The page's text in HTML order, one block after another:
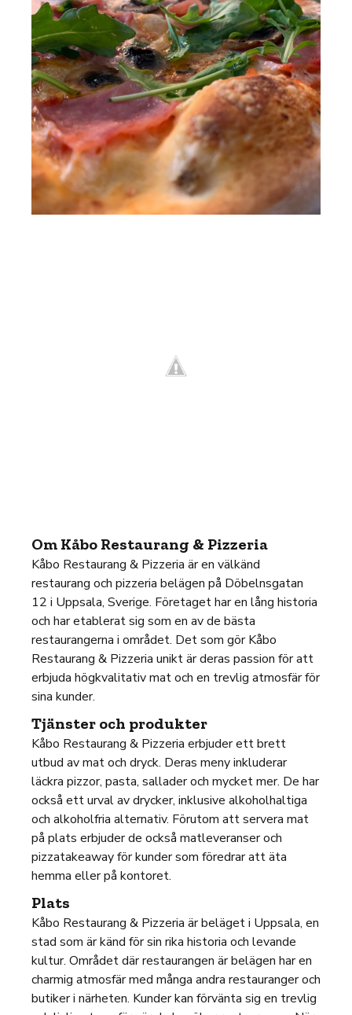
Om Kåbo Restaurang & Pizzeria
Kåbo Restaurang & Pizzeria är en välkänd
restaurang och pizzeria belägen på Döbelnsgatan
12 i Uppsala, Sverige. Företaget har en lång historia
och har etablerat sig som en av de bästa
restaurangerna i området. Det som gör Kåbo
Restaurang & Pizzeria unikt är deras passion för att
erbjuda högkvalitativ mat och en trevlig atmosfär för
sina kunder.
Tjänster och produkter
Kåbo Restaurang & Pizzeria erbjuder ett brett
utbud av mat och dryck. Deras meny inkluderar
läckra pizzor, pasta, sallader och mycket mer. De har
också ett urval av drycker, inklusive alkoholhaltiga
och alkoholfria alternativ. Förutom att servera mat
på plats erbjuder de också matleveranser och
pizzatakeaway för kunder som föredrar att äta
hemma eller på kontoret.
Plats
Kåbo Restaurang & Pizzeria är beläget i Uppsala, en
stad som är känd för sin rika historia och levande
kultur. Området där restaurangen är belägen har en
charmig atmosfär med många andra restauranger och
butiker i närheten. Kunder kan förvänta sig en trevlig